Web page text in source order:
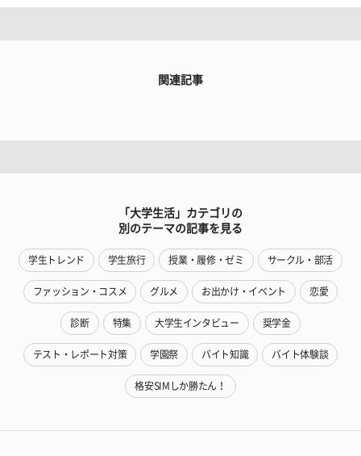
関連記事
「大学生活」カテゴリの
別のテーマの記事を見る
学生トレンド 学生旅行 授業・履修・ゼミ サークル・部活
ファッション・コスメ グルメ お出かけ・イベント 恋愛
診断 特集 大学生インタビュー 奨学金
テスト・レポート対策 学園祭 バイト知識 バイト体験談
格安SIMしか勝たん！